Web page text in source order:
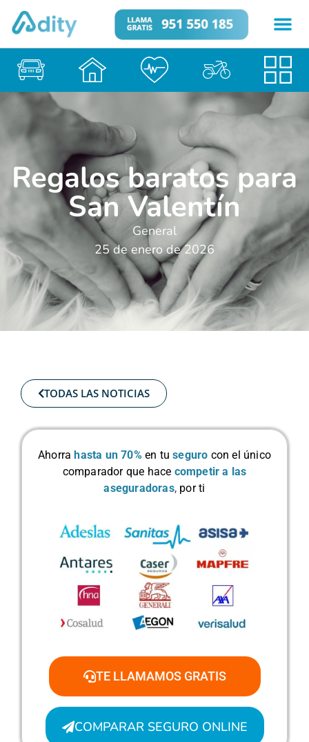
Regalos baratos para
San Valentín
General
25 de enero de 2026
TODAS LAS NOTICIAS
Ahorra hasta un 70% en tuseguro con el único
comparador que hace competir a las
aseguradoras, por ti
TE LLAMAMOS GRATIS
COMPARAR SEGURO ONLINE